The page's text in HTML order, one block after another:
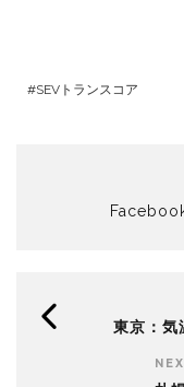
SEVトランスコア
東京：気